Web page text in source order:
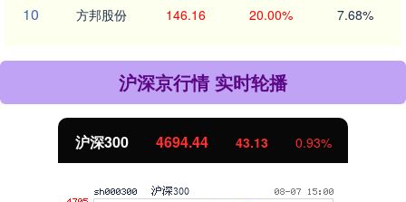
10 方邦股份 146.16 20.00% 7.68%
沪深京行情 实时轮播
沪深300 4694.44 43.13 0.93%